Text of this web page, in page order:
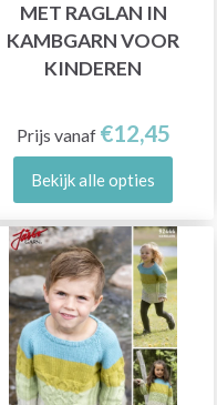
MET RAGLAN IN
KAMBGARN VOOR
KINDEREN
Prijs vanaf €12,45
Bekijk alle opties